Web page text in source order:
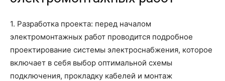
1. Разработка проекта: перед началом
электромонтажных работ проводится подробное
проектирование системы электроснабжения, которое
включает в себя выбор оптимальной схемы
подключения, прокладку кабелей и монтаж